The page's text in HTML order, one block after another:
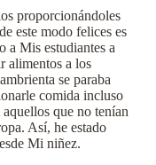
proporcionándoles
este modo felices es
a Mis estudiantes a
alimentos a los
se paraba
comida incluso
que no tenían
Así, he estado
Mi niñez.